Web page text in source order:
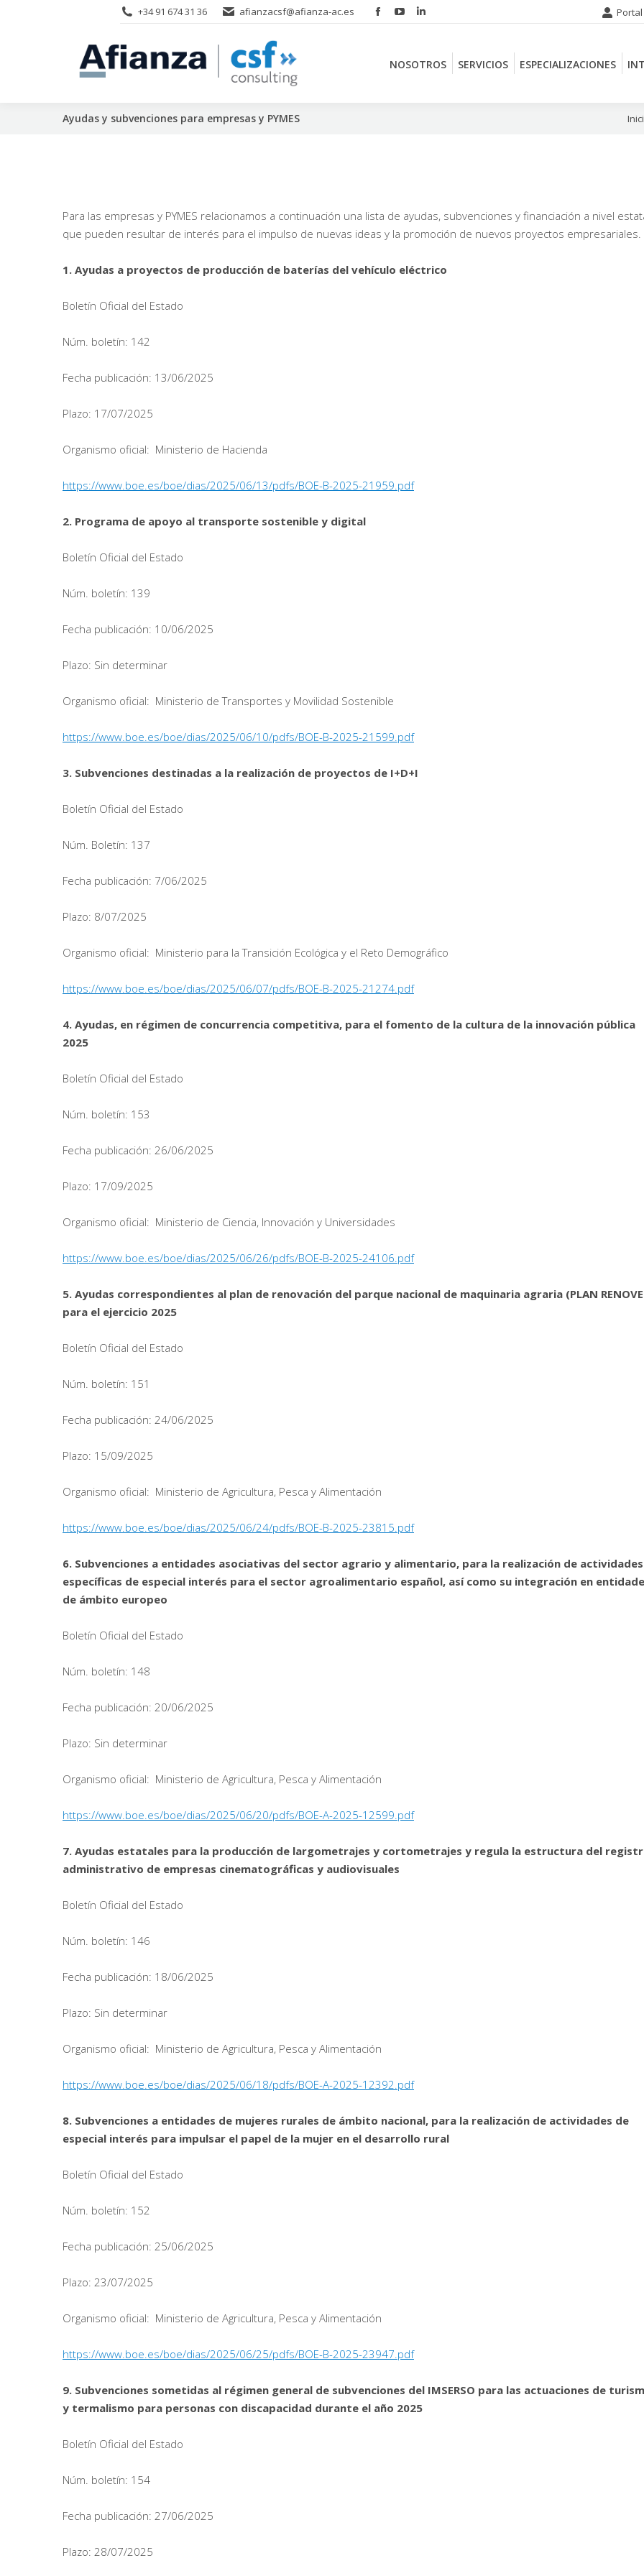
+34 91 674 31 36 afianzacsf@afianza-ac.es
Facebook
opens
YouTube
opens
Linkedin
opens
NOSOTROS SERVICIOS ESPECIALIZACIONES
Ayudas y subvenciones para empresas y PYMES
Para las empresas y PYMES relacionamos a continuación una lista de ayudas, subvenciones y financiación a nivel
que pueden resultar de interés para el impulso de nuevas ideas y la promoción de nuevos proyectos empresariales.
1. Ayudas a proyectos de producción de baterías del vehículo eléctrico
Boletín Oficial del Estado
Núm. boletín: 142
Fecha publicación: 13/06/2025
Plazo: 17/07/2025
Organismo oficial: Ministerio de Hacienda
https://www.boe.es/boe/dias/2025/06/13/pdfs/BOE-B-2025-21959.pdf
2. Programa de apoyo al transporte sostenible y digital
Boletín Oficial del Estado
Núm. boletín: 139
Fecha publicación: 10/06/2025
Plazo: Sin determinar
Organismo oficial: Ministerio de Transportes y Movilidad Sostenible
https://www.boe.es/boe/dias/2025/06/10/pdfs/BOE-B-2025-21599.pdf
3. Subvenciones destinadas a la realización de proyectos de I+D+I
Boletín Oficial del Estado
Núm. Boletín: 137
Fecha publicación: 7/06/2025
Plazo: 8/07/2025
Organismo oficial: Ministerio para la Transición Ecológica y el Reto Demográfico
https://www.boe.es/boe/dias/2025/06/07/pdfs/BOE-B-2025-21274.pdf
4. Ayudas, en régimen de concurrencia competitiva, para el fomento de la cultura de la innovación pública
2025
Boletín Oficial del Estado
Núm. boletín: 153
Fecha publicación: 26/06/2025
Plazo: 17/09/2025
Organismo oficial: Ministerio de Ciencia, Innovación y Universidades
https://www.boe.es/boe/dias/2025/06/26/pdfs/BOE-B-2025-24106.pdf
5. Ayudas correspondientes al plan de renovación del parque nacional de maquinaria agraria (PLAN
para el ejercicio 2025
Boletín Oficial del Estado
Núm. boletín: 151
Fecha publicación: 24/06/2025
Plazo: 15/09/2025
Organismo oficial: Ministerio de Agricultura, Pesca y Alimentación
https://www.boe.es/boe/dias/2025/06/24/pdfs/BOE-B-2025-23815.pdf
6. Subvenciones a entidades asociativas del sector agrario y alimentario, para la realización de actividades
específicas de especial interés para el sector agroalimentario español, así como su integración en
de ámbito europeo
Boletín Oficial del Estado
Núm. boletín: 148
Fecha publicación: 20/06/2025
Plazo: Sin determinar
Organismo oficial: Ministerio de Agricultura, Pesca y Alimentación
https://www.boe.es/boe/dias/2025/06/20/pdfs/BOE-A-2025-12599.pdf
7. Ayudas estatales para la producción de largometrajes y cortometrajes y regula la estructura del
administrativo de empresas cinematográficas y audiovisuales
Boletín Oficial del Estado
Núm. boletín: 146
Fecha publicación: 18/06/2025
Plazo: Sin determinar
Organismo oficial: Ministerio de Agricultura, Pesca y Alimentación
https://www.boe.es/boe/dias/2025/06/18/pdfs/BOE-A-2025-12392.pdf
8. Subvenciones a entidades de mujeres rurales de ámbito nacional, para la realización de actividades de
especial interés para impulsar el papel de la mujer en el desarrollo rural
Boletín Oficial del Estado
Núm. boletín: 152
Fecha publicación: 25/06/2025
Plazo: 23/07/2025
Organismo oficial: Ministerio de Agricultura, Pesca y Alimentación
https://www.boe.es/boe/dias/2025/06/25/pdfs/BOE-B-2025-23947.pdf
9. Subvenciones sometidas al régimen general de subvenciones del IMSERSO para las actuaciones de
y termalismo para personas con discapacidad durante el año 2025
Boletín Oficial del Estado
Núm. boletín: 154
Fecha publicación: 27/06/2025
Plazo: 28/07/2025